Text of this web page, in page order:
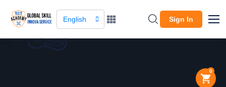
English Sign In
0